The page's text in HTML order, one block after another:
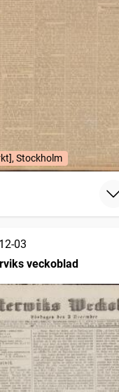
Stockholm
03
veckoblad